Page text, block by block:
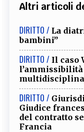
FILODIRITTO REDAZIONE
FOTOGRAFI
CODICI RUBRICHE
Altri articoli
DIRITTO / La
bambini”
DIRITTO / Il caso
DIRITTO /
Giudice
del contratto
Francia